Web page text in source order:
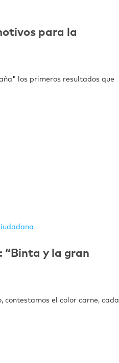
para la
los primeros resultados que
“Binta y la gran
el color carne, cada